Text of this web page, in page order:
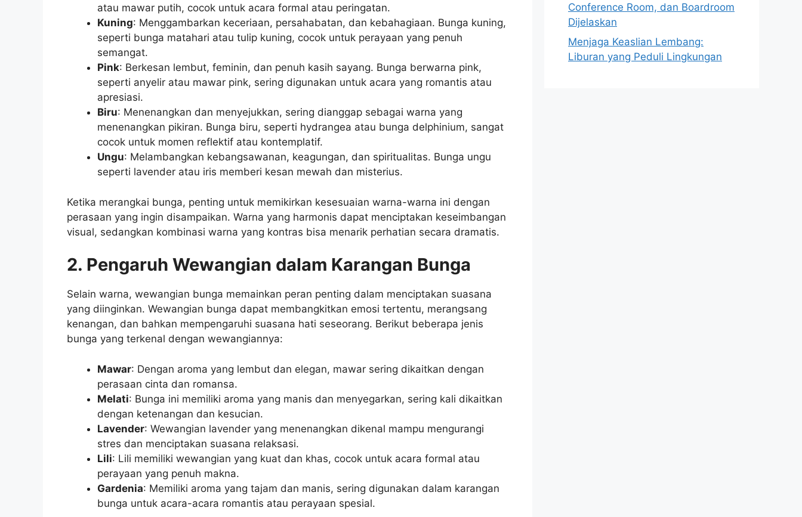
atau mawar putih, cocok untuk acara formal atau peringatan.
Kuning: Menggambarkan keceriaan, persahabatan, dan kebahagiaan. Bunga kuning,
seperti bunga matahari atau tulip kuning, cocok untuk perayaan yang penuh
semangat.
Pink: Berkesan lembut, feminin, dan penuh kasih sayang. Bunga berwarna pink,
seperti anyelir atau mawar pink, sering digunakan untuk acara yang romantis atau
apresiasi.
Biru: Menenangkan dan menyejukkan, sering dianggap sebagai warna yang
menenangkan pikiran. Bunga biru, seperti hydrangea atau bunga delphinium, sangat
cocok untuk momen reflektif atau kontemplatif.
Ungu: Melambangkan kebangsawanan, keagungan, dan spiritualitas. Bunga ungu
seperti lavender atau iris memberi kesan mewah dan misterius.
Ketika merangkai bunga, penting untuk memikirkan kesesuaian warna-warna ini dengan
perasaan yang ingin disampaikan. Warna yang harmonis dapat menciptakan keseimbangan
visual, sedangkan kombinasi warna yang kontras bisa menarik perhatian secara dramatis.
2. Pengaruh Wewangian dalam Karangan Bunga
Selain warna, wewangian bunga memainkan peran penting dalam menciptakan suasana
yang diinginkan. Wewangian bunga dapat membangkitkan emosi tertentu, merangsang
kenangan, dan bahkan mempengaruhi suasana hati seseorang. Berikut beberapa jenis
bunga yang terkenal dengan wewangiannya:
Mawar: Dengan aroma yang lembut dan elegan, mawar sering dikaitkan dengan
perasaan cinta dan romansa.
Melati: Bunga ini memiliki aroma yang manis dan menyegarkan, sering kali dikaitkan
dengan ketenangan dan kesucian.
Lavender: Wewangian lavender yang menenangkan dikenal mampu mengurangi
stres dan menciptakan suasana relaksasi.
Lili: Lili memiliki wewangian yang kuat dan khas, cocok untuk acara formal atau
perayaan yang penuh makna.
Gardenia: Memiliki aroma yang tajam dan manis, sering digunakan dalam karangan
bunga untuk acara-acara romantis atau perayaan spesial.
Conference Room, dan Boardroom
Dijelaskan
Menjaga Keaslian Lembang:
Liburan yang Peduli Lingkungan